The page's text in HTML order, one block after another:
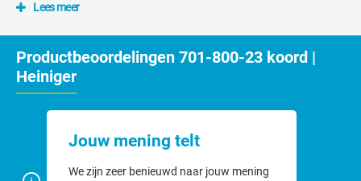
Lees meer
Productbeoordelingen 701-800-23 koord |
Heiniger
Jouw mening telt
We zijn zeer benieuwd naar jouw mening